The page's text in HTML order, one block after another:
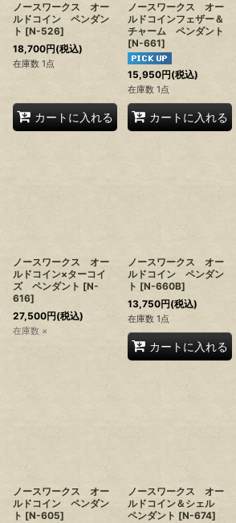
ノースワークス オー
ルドコイン ペンダン
ト [N-526]
18,700円(税込)
在庫数 1点
カートに入れる
ノースワークス オー
ルドコインフェザー＆
チャーム ペンダント
[N-661]
15,950円(税込)
在庫数 1点
カートに入れる
ノースワークス オー
ルドコイン×ターコイ
ズ ペンダント [N-
616]
27,500円(税込)
在庫数 ×
ノースワークス オー
ルドコイン ペンダン
ト [N-660B]
13,750円(税込)
在庫数 1点
カートに入れる
ノースワークス オー
ルドコイン ペンダン
ト [N-605]
ノースワークス オー
ルドコイン＆シェル
ペンダント [N-674]